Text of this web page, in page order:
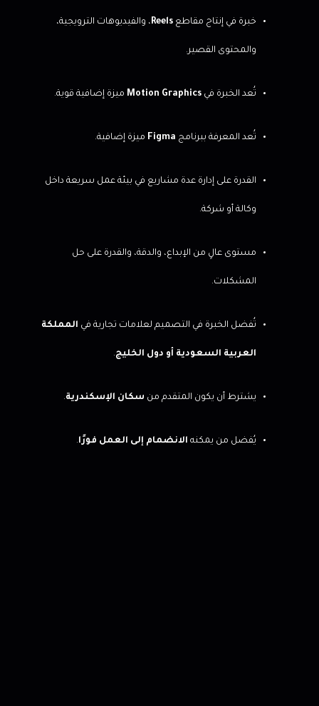
خبرة في إنتاج مقاطع Reels، والفيديوهات الترويجية،
والمحتوى القصير.
تُعد الخبرة في Motion Graphics ميزة إضافية قوية.
تُعد المعرفة ببرنامج Figma ميزة إضافية.
القدرة على إدارة عدة مشاريع في بيئة عمل سريعة داخل
وكالة أو شركة.
مستوى عالٍ من الإبداع، والدقة، والقدرة على حل
المشكلات.
تُفضل الخبرة في التصميم لعلامات تجارية في المملكة
العربية السعودية أو دول الخليج.
يشترط أن يكون المتقدم من سكان الإسكندرية.
يُفضل من يمكنه الانضمام إلى العمل فورًا.